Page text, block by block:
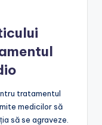
tratamentul
medicilor să
să se agraveze.